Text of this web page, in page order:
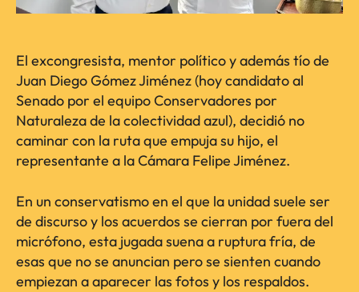
El excongresista, mentor político y además tío de
Juan Diego Gómez Jiménez (hoy candidato al
Senado por el equipo Conservadores por
Naturaleza de la colectividad azul), decidió no
caminar con la ruta que empuja su hijo, el
representante a la Cámara Felipe Jiménez.
En un conservatismo en el que la unidad suele ser
de discurso y los acuerdos se cierran por fuera del
micrófono, esta jugada suena a ruptura fría, de
esas que no se anuncian pero se sienten cuando
empiezan a aparecer las fotos y los respaldos.